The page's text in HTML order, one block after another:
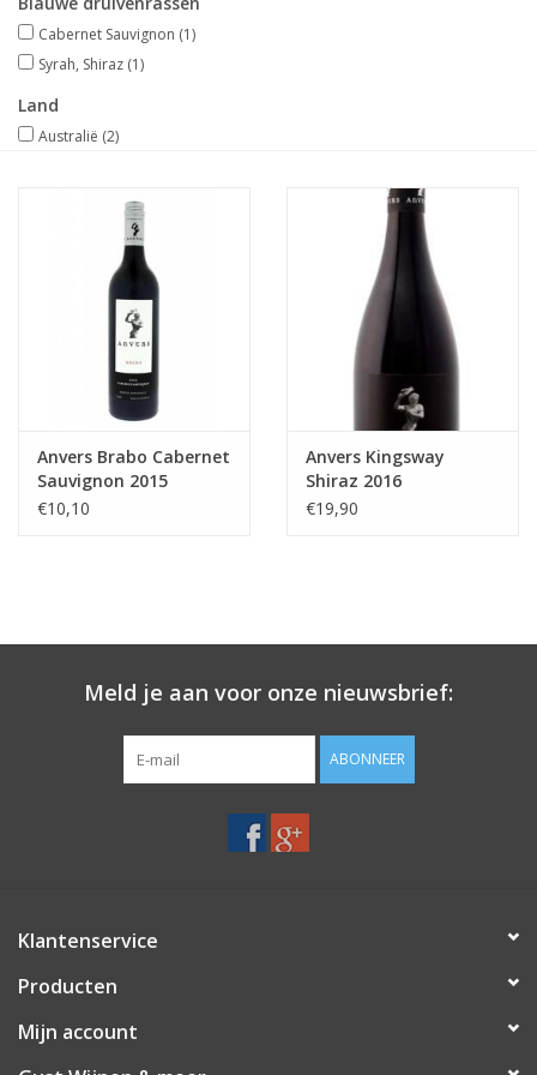
Merken
Cabernet Sauvignon (1)
Syrah, Shiraz (1)
Land
Australië (2)
Anvers Brabo Cabernet
Sauvignon 2015
€10,10
Anvers Kingsway
Shiraz 2016
€19,90
Meld je aan voor onze nieuwsbrief:
ABONNEER
Klantenservice
Producten
Mijn account